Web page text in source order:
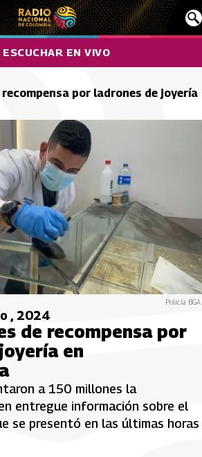
ESCUCHAR EN VIVO
por ladrones de joyería
Policía BGA.
, 2024
de recompensa por
en
a 150 millones la
entregue información sobre el
se presentó en las últimas horas